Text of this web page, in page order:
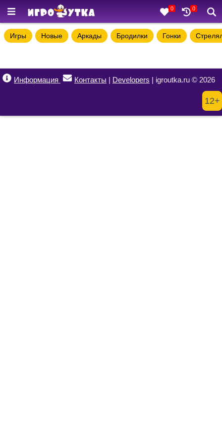
0 0
Игры Новые Аркады Бродилки Гонки
Информация Контакты | Developers | igroutka.ru © 2026
12+